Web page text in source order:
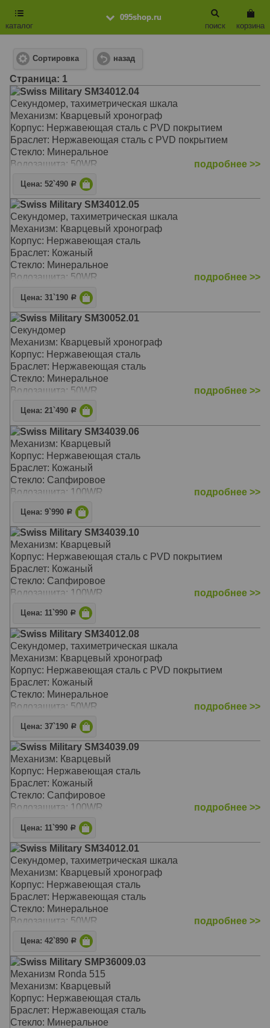
095shop.ru
каталог
корзина
поиск
Сортировка назад
Cтраница: 1
Swiss Military SM34012.04
Секундомер, тахиметрическая шкала
Механизм: Кварцевый хронограф
Корпус: Нержавеющая сталь с PVD покрытием
Браслет: Нержавеющая сталь с PVD покрытием
Стекло: Минеральное
Водозащита: 50WR
подробнее >>
Цена: 52`490 Р
Swiss Military SM34012.05
Секундомер, тахиметрическая шкала
Механизм: Кварцевый хронограф
Корпус: Нержавеющая сталь
Браслет: Кожаный
Стекло: Минеральное
Водозащита: 50WR
подробнее >>
Цена: 31`190 Р
Swiss Military SM30052.01
Секундомер
Механизм: Кварцевый хронограф
Корпус: Нержавеющая сталь
Браслет: Нержавеющая сталь
Стекло: Минеральное
Водозащита: 50WR
подробнее >>
Цена: 21`490 Р
Swiss Military SM34039.06
Механизм: Кварцевый
Корпус: Нержавеющая сталь
Браслет: Кожаный
Стекло: Сапфировое
Водозащита: 100WR
подробнее >>
Цена: 9`990 Р
Swiss Military SM34039.10
Механизм: Кварцевый
Корпус: Нержавеющая сталь с PVD покрытием
Браслет: Кожаный
Стекло: Сапфировое
Водозащита: 100WR
подробнее >>
Цена: 11`990 Р
Swiss Military SM34012.08
Секундомер, тахиметрическая шкала
Механизм: Кварцевый хронограф
Корпус: Нержавеющая сталь с PVD покрытием
Браслет: Кожаный
Стекло: Минеральное
Водозащита: 50WR
подробнее >>
Цена: 37`190 Р
Swiss Military SM34039.09
Механизм: Кварцевый
Корпус: Нержавеющая сталь
Браслет: Кожаный
Стекло: Сапфировое
Водозащита: 100WR
подробнее >>
Цена: 11`990 Р
Swiss Military SM34012.01
Секундомер, тахиметрическая шкала
Механизм: Кварцевый хронограф
Корпус: Нержавеющая сталь
Браслет: Нержавеющая сталь
Стекло: Минеральное
Водозащита: 50WR
подробнее >>
Цена: 42`890 Р
Swiss Military SMP36009.03
Механизм Ronda 515
Механизм: Кварцевый
Корпус: Нержавеющая сталь
Браслет: Нержавеющая сталь
Стекло: Минеральное